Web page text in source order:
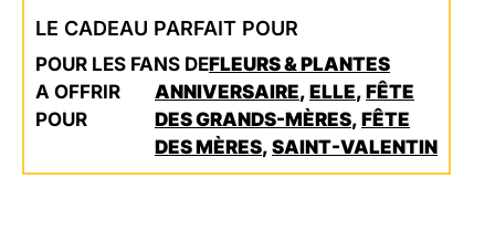
LE CADEAU PARFAIT POUR
POUR LES FANS DEFLEURS & PLANTES
A OFFRIR
POUR
ANNIVERSAIRE, ELLE, FÊTE
DES GRANDS-MÈRES, FÊTE
DES MÈRES, SAINT-VALENTIN